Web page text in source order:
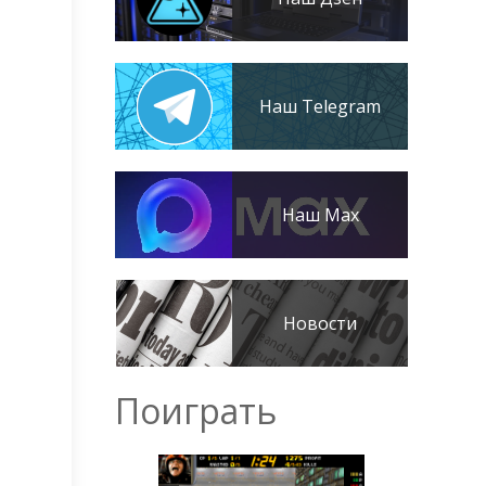
Наш Telegram
Наш Max
Новости
Поиграть